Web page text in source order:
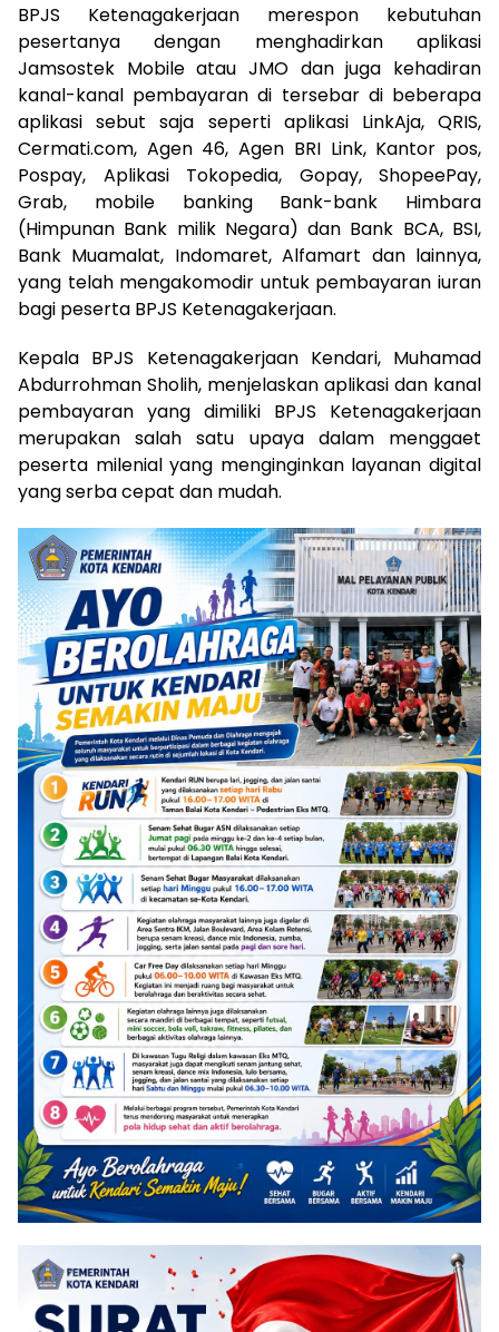
BPJS Ketenagakerjaan merespon kebutuhan
pesertanya dengan menghadirkan aplikasi
Jamsostek Mobile atau JMO dan juga kehadiran
kanal-kanal pembayaran di tersebar di beberapa
aplikasi sebut saja seperti aplikasi LinkAja, QRIS,
Cermati.com, Agen 46, Agen BRI Link, Kantor pos,
Pospay, Aplikasi Tokopedia, Gopay, ShopeePay,
Grab, mobile banking Bank-bank Himbara
(Himpunan Bank milik Negara) dan Bank BCA, BSI,
Bank Muamalat, Indomaret, Alfamart dan lainnya,
yang telah mengakomodir untuk pembayaran iuran
bagi peserta BPJS Ketenagakerjaan.
Kepala BPJS Ketenagakerjaan Kendari, Muhamad
Abdurrohman Sholih, menjelaskan aplikasi dan kanal
pembayaran yang dimiliki BPJS Ketenagakerjaan
merupakan salah satu upaya dalam menggaet
peserta milenial yang menginginkan layanan digital
yang serba cepat dan mudah.